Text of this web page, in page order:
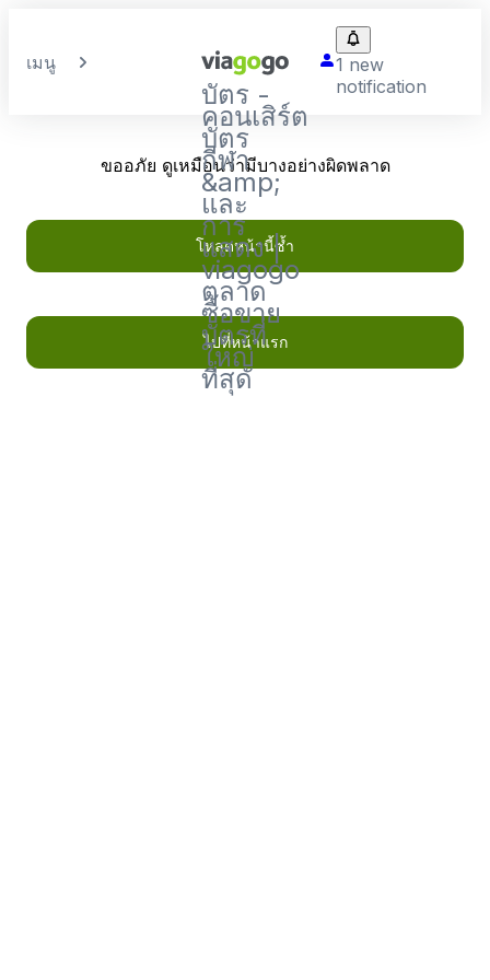
เมนู
บัตร -
คอนเสิร์ต
บัตร
กีฬา
&amp;
และ
การ
แสดง |
viagogo
ตลาด
ซื้อขาย
บัตรที่
ใหญ่
ที่สุด
1 new
notification
ขออภัย ดูเหมือนว่ามีบางอย่างผิดพลาด
โหลดหน้านี้ซ้ำ
ไปที่หน้าแรก